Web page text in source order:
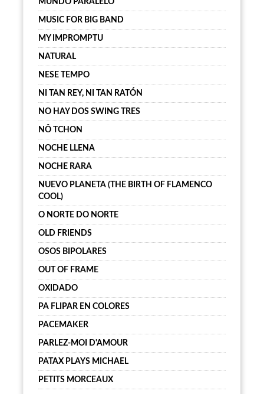
MUNDO PARALELO
MUSIC FOR BIG BAND
MY IMPROMPTU
NATURAL
NESE TEMPO
NI TAN REY, NI TAN RATÓN
NO HAY DOS SWING TRES
NÔ TCHON
NOCHE LLENA
NOCHE RARA
NUEVO PLANETA (THE BIRTH OF FLAMENCO
COOL)
O NORTE DO NORTE
OLD FRIENDS
OSOS BIPOLARES
OUT OF FRAME
OXIDADO
PA FLIPAR EN COLORES
PACEMAKER
PARLEZ-MOI D'AMOUR
PATAX PLAYS MICHAEL
PETITS MORCEAUX